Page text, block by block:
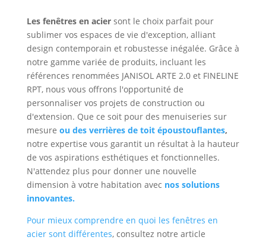
Les fenêtres en aciersont le choix parfait pour
sublimer vos espaces de vie d'exception, alliant
design contemporain et robustesse inégalée. Grâce à
notre gamme variée de produits, incluant les
références renommées JANISOL ARTE 2.0 et FINELINE
RPT, nous vous offrons l'opportunité de
personnaliser vos projets de construction ou
d'extension. Que ce soit pour des menuiseries sur
mesure ou des verrières de toit époustouflantes,
notre expertise vous garantit un résultat à la hauteur
de vos aspirations esthétiques et fonctionnelles.
N'attendez plus pour donner une nouvelle
dimension à votre habitation avec nos solutions
innovantes.
Pour mieux comprendre en quoi les fenêtres en
acier sont différentes, consultez notre article